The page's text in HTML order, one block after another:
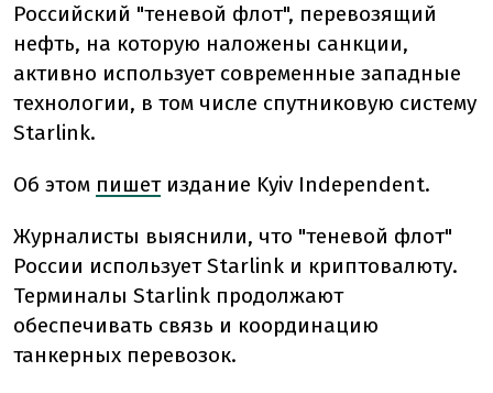
Российский "теневой флот", перевозящий
нефть, на которую наложены санкции,
активно использует современные западные
технологии, в том числе спутниковую систему
Starlink.
Об этом пишет издание Kyiv Independent.
Журналисты выяснили, что "теневой флот"
России использует Starlink и криптовалюту.
Терминалы Starlink продолжают
обеспечивать связь и координацию
танкерных перевозок.